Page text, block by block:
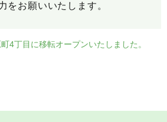
をお願いいたします。
4丁目に移転オープンいたしました。